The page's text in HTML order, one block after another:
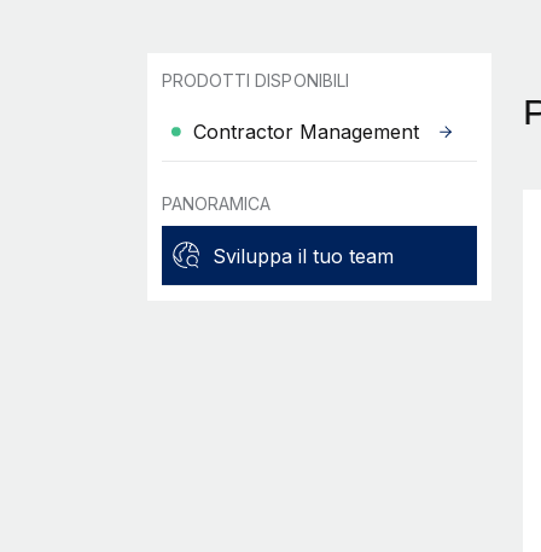
PRODOTTI DISPONIBILI
Contractor Management
PANORAMICA
Sviluppa il tuo team